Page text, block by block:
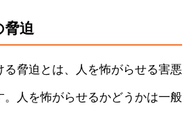
脅迫
る脅迫とは、人を怖がらせる害悪
。人を怖がらせるかどうかは一般